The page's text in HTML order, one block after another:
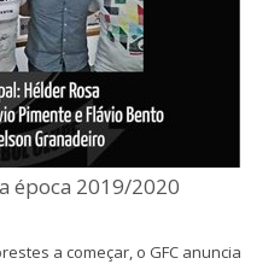
época 2019/2020
a começar, o GFC anuncia